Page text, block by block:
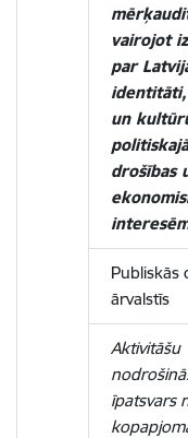
vairojot
par
un
drošības
Publiskās
ārvalstīs
Aktivitāšu
īpatsvars